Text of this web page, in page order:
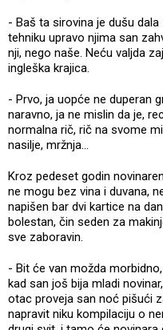
- Baš ta sirovina je dušu
tehniku upravo njima san
nji, nego naše. Neću valjda
ingleška krajica.
- Prvo, ja uopće ne duperan
naravno, ja ne mislin da je,
normalna rič, rič na svome
nasilje, mržnja...
Kroz pedeset godin
ne mogu bez vina i duvana,
napišen bar dvi kartice na
bolestan, čin seden za
sve zaboravin.
- Bit će van možda
kad san još bija mladi
otac proveja san noć pišući
napravit niku kompilaciju o